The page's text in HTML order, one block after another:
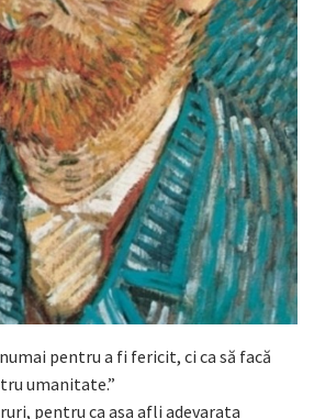
pentru a fi fericit, ci ca să facă
umanitate.”
pentru ca asa afli adevarata